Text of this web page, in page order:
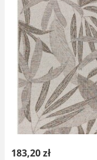
183,20 zł